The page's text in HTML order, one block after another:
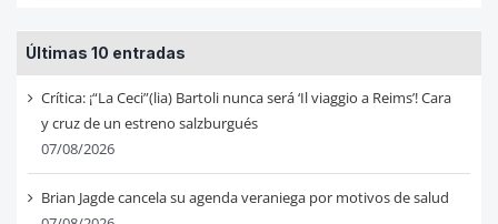
Últimas 10 entradas
Crítica: ¡“La Ceci”(lia) Bartoli nunca será ‘Il viaggio a Reims’! Cara
y cruz de un estreno salzburgués
07/08/2026
Brian Jagde cancela su agenda veraniega por motivos de salud